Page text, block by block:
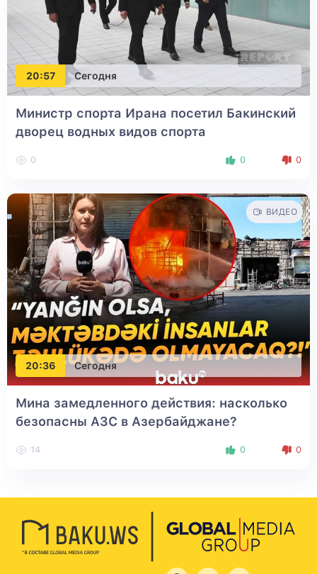
20:57 Сегодня
Министр спорта Ирана посетил Бакинский
дворец водных видов спорта
0 0 0
20:36 Сегодня
ВИДЕО
Мина замедленного действия: насколько
безопасны АЗС в Азербайджане?
14 0 0